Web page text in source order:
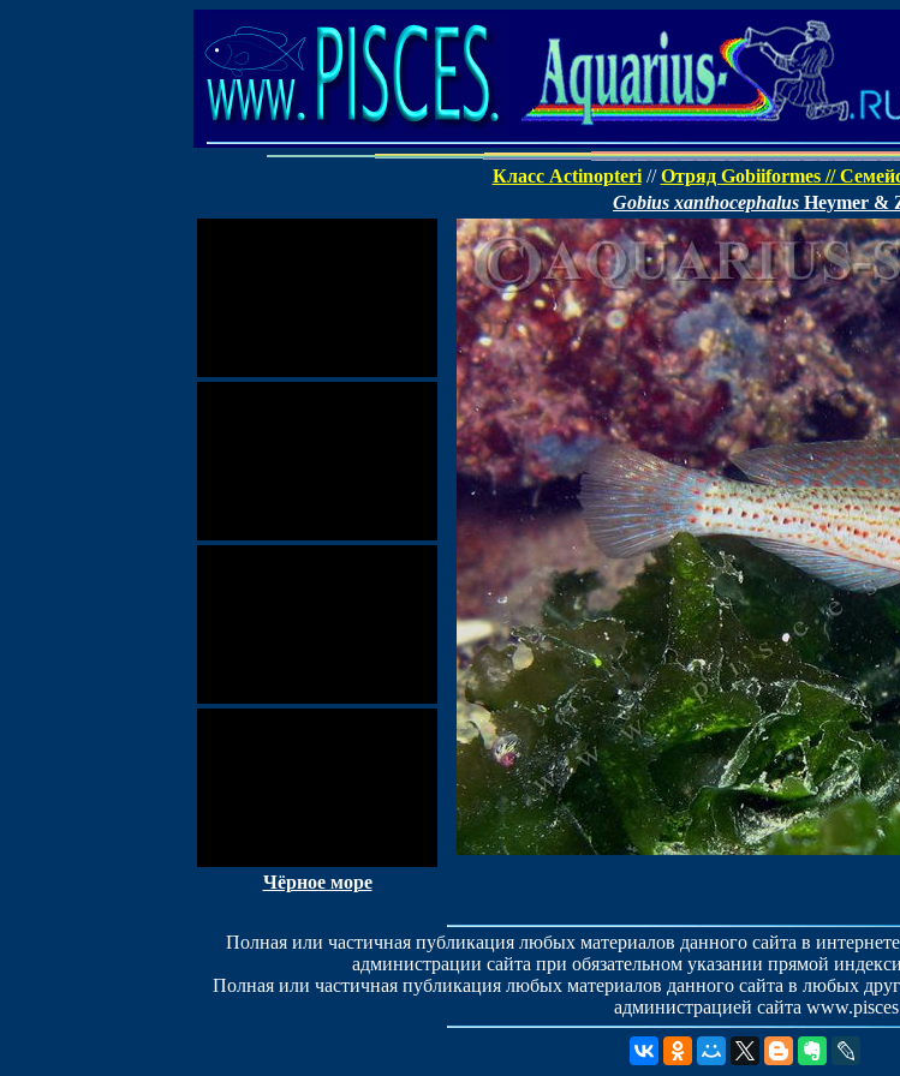
Класс Actinopteri//Отряд Gobiiformes //
Gobius xanthocephalus Heymer &
Чёрное море
Полная или частичная публикация любых материалов данного сайта в
администрации сайта при обязательном указании прямой
Полная или частичная публикация любых материалов данного сайта в любых
администрацией сайта